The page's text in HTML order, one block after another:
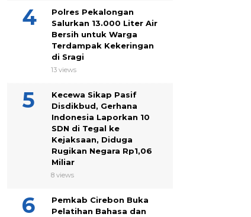
Polres Pekalongan
Salurkan 13.000 Liter Air
Bersih untuk Warga
Terdampak Kekeringan
di Sragi
13 views
Kecewa Sikap Pasif
Disdikbud, Gerhana
Indonesia Laporkan 10
SDN di Tegal ke
Kejaksaan, Diduga
Rugikan Negara Rp1,06
Miliar
8 views
Pemkab Cirebon Buka
Pelatihan Bahasa dan